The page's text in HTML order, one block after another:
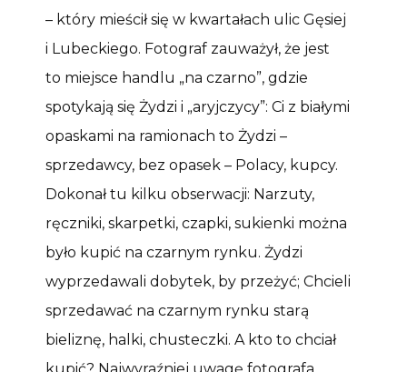
– który mieścił się w kwartałach ulic Gęsiej
i Lubeckiego. Fotograf zauważył, że jest
to miejsce handlu „na czarno”, gdzie
spotykają się Żydzi i „aryjczycy”: Ci z białymi
opaskami na ramionach to Żydzi –
sprzedawcy, bez opasek – Polacy, kupcy.
Dokonał tu kilku obserwacji: Narzuty,
ręczniki, skarpetki, czapki, sukienki można
było kupić na czarnym rynku. Żydzi
wyprzedawali dobytek, by przeżyć; Chcieli
sprzedawać na czarnym rynku starą
bieliznę, halki, chusteczki. A kto to chciał